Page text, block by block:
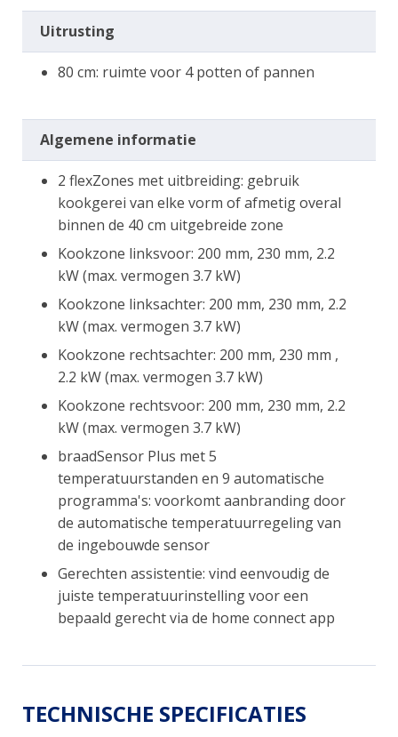
Uitrusting
80 cm: ruimte voor 4 potten of pannen
Algemene informatie
2 flexZones met uitbreiding: gebruik
kookgerei van elke vorm of afmetig overal
binnen de 40 cm uitgebreide zone
Kookzone linksvoor: 200 mm, 230 mm, 2.2
kW (max. vermogen 3.7 kW)
Kookzone linksachter: 200 mm, 230 mm, 2.2
kW (max. vermogen 3.7 kW)
Kookzone rechtsachter: 200 mm, 230 mm ,
2.2 kW (max. vermogen 3.7 kW)
Kookzone rechtsvoor: 200 mm, 230 mm, 2.2
kW (max. vermogen 3.7 kW)
braadSensor Plus met 5
temperatuurstanden en 9 automatische
programma's: voorkomt aanbranding door
de automatische temperatuurregeling van
de ingebouwde sensor
Gerechten assistentie: vind eenvoudig de
juiste temperatuurinstelling voor een
bepaald gerecht via de home connect app
TECHNISCHE SPECIFICATIES